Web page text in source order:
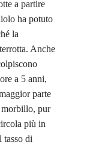
a partire
ha potuto
la
Anche
a 5 anni,
parte
pur
più in
tasso di